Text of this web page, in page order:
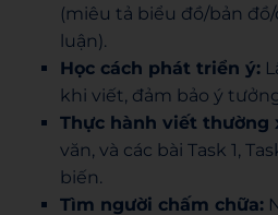
(miêu tả biểu đồ/bản
luận).
Học cách phát triển ý:
khi viết, đảm bảo ý
Thực hành viết thường
văn, và các bài Task 1,
biến.
Tìm người chấm chữa: